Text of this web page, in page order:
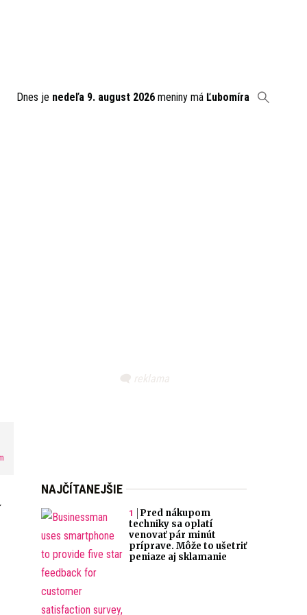
Dnes je nedeľa 9. august 2026 meniny má Ľubomíra
NAJČÍTANEJŠIE
Pred nákupom
techniky sa oplatí
venovať pár minút
príprave. Môže to ušetriť
peniaze aj sklamanie